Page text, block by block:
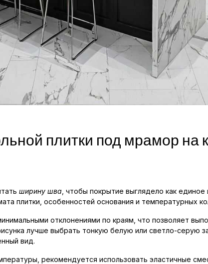
плитки под мрамор на
ширину шва , чтобы покрытие выглядело как
плитки, особенностей основания и температурных
отклонениями по краям, что позволяет
лучше выбрать тонкую белую или светло-серую
вид.
рекомендуется использовать эластичные